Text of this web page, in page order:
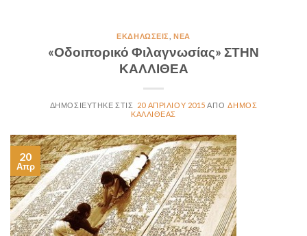
ΕΚΔΗΛΏΣΕΙΣ ,ΝΈΑ
«Οδοιπορικό Φιλαγνωσίας» ΣΤΗΝ
ΚΑΛΛΙΘΕΑ
20 ΑΠΡΙΛΊΟΥ 2015
ΔΉΜΟΣ
ΚΑΛΛΙΘΈΑΣ
20
Απρ